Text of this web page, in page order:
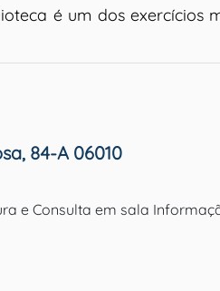
é um dos exercícios
84-A 06010
e Consulta em sala